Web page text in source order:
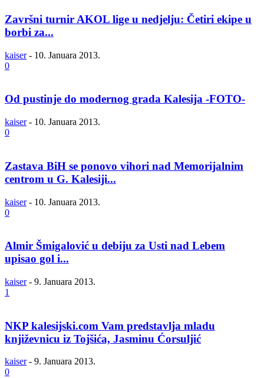
Završni turnir AKOL lige u nedjelju: Četiri ekipe u
borbi za...
kaiser - 10. Januara 2013.
0
Od pustinje do modernog grada Kalesija -FOTO-
kaiser - 10. Januara 2013.
0
Zastava BiH se ponovo vihori nad Memorijalnim
centrom u G. Kalesiji...
kaiser - 10. Januara 2013.
0
Almir Šmigalović u debiju za Usti nad Lebem
upisao gol i...
kaiser - 9. Januara 2013.
1
NKP kalesijski.com Vam predstavlja mladu
književnicu iz Tojšića, Jasminu Ćorsuljić
kaiser - 9. Januara 2013.
0